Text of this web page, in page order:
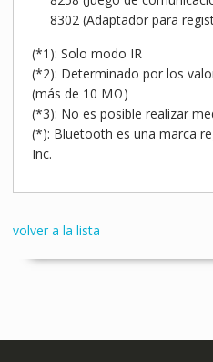
8302 (Adaptador para
(*1): Solo modo IR
(*2): Determinado por los
(más de 10 MΩ)
(*3): No es posible realizar
(*): Bluetooth es una marca
Inc.
volver a la lista